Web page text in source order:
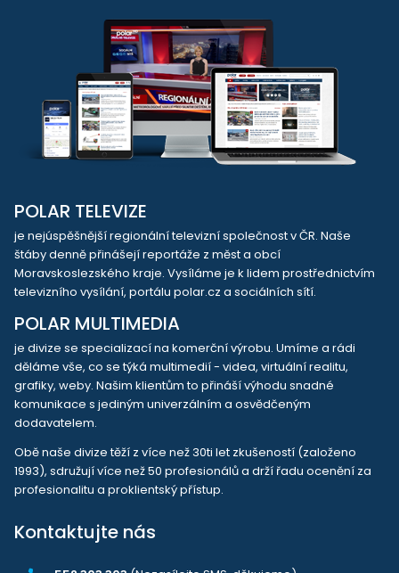
POLAR TELEVIZE
je nejúspěšnější regionální televizní společnost v ČR. Naše
štáby denně přinášejí reportáže z měst a obcí
Moravskoslezského kraje. Vysíláme je k lidem prostřednictvím
televizního vysílání, portálu polar.cz a sociálních sítí.
POLAR MULTIMEDIA
je divize se specializací na komerční výrobu. Umíme a rádi
děláme vše, co se týká multimedií - videa, virtuální realitu,
grafiky, weby. Našim klientům to přináší výhodu snadné
komunikace s jediným univerzálním a osvědčeným
dodavatelem.
Obě naše divize těží z více než 30ti let zkušeností (založeno
1993), sdružují více než 50 profesionálů a drží řadu ocenění za
profesionalitu a proklientský přístup.
Kontaktujte nás